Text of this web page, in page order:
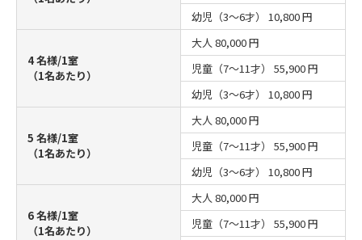
幼児（3～6才） 10,800 円
4 名様/1室
（1名あたり）
大人 80,000 円
児童（7～11才） 55,900 円
幼児（3～6才） 10,800 円
5 名様/1室
（1名あたり）
大人 80,000 円
児童（7～11才） 55,900 円
幼児（3～6才） 10,800 円
6 名様/1室
（1名あたり）
大人 80,000 円
児童（7～11才） 55,900 円